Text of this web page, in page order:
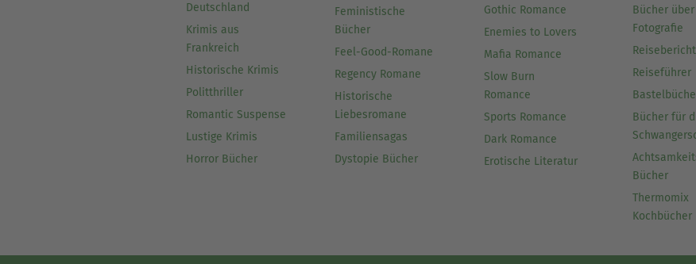
Deutschland
Krimis aus
Frankreich
Historische Krimis
Politthriller
Romantic Suspense
Lustige Krimis
Horror Bücher
Feministische
Bücher
Feel-Good-Romane
Regency Romane
Historische
Liebesromane
Familiensagas
Dystopie Bücher
Gothic Romance
Enemies to Lovers
Mafia Romance
Slow Burn
Romance
Sports Romance
Dark Romance
Erotische Literatur
Bücher über
Fotografie
Reiseführer
Bücher für
Bücher
Thermomix
Kochbücher